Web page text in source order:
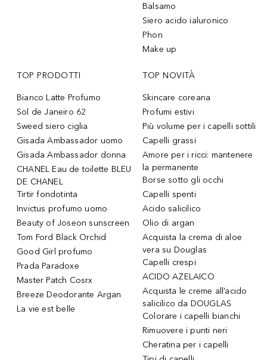
Balsamo
Siero acido ialuronico
Phon
Make up
TOP PRODOTTI
Bianco Latte Profumo
Sol de Janeiro 62
Sweed siero ciglia
Gisada Ambassador uomo
Gisada Ambassador donna
CHANEL Eau de toilette BLEU
DE CHANEL
Tirtir fondotinta
Invictus profumo uomo
Beauty of Joseon sunscreen
Tom Ford Black Orchid
Good Girl profumo
Prada Paradoxe
Master Patch Cosrx
Breeze Deodorante Argan
La vie est belle
TOP NOVITÀ
Skincare coreana
Profumi estivi
Più volume per i capelli sottili
Capelli grassi
Amore per i ricci: mantenere
la permanente
Borse sotto gli occhi
Capelli spenti
Acido salicilico
Olio di argan
Acquista la crema di aloe
vera su Douglas
Capelli crespi
ACIDO AZELAICO
Acquista le creme all’acido
salicilico da DOUGLAS
Colorare i capelli bianchi
Rimuovere i punti neri
Cheratina per i capelli